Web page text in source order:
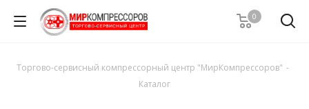
0
Торгово-сервисный компрессорный центр "МирКомпрессоров" -
Каталог